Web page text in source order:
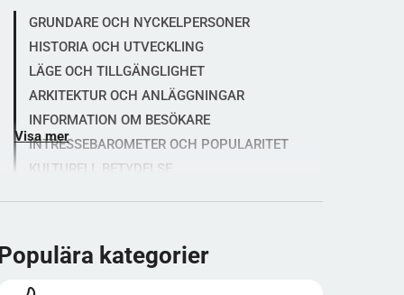
GRUNDARE OCH NYCKELPERSONER
HISTORIA OCH UTVECKLING
LÄGE OCH TILLGÄNGLIGHET
ARKITEKTUR OCH ANLÄGGNINGAR
INFORMATION OM BESÖKARE
INTRESSEBAROMETER OCH POPULARITET
KULTURELL BETYDELSE
TREVLIGT ATT VETA SPECIFIKT FÖR
DENNA STADION
KÄLLHÄNVISNINGAR
Visa mer
kategorier